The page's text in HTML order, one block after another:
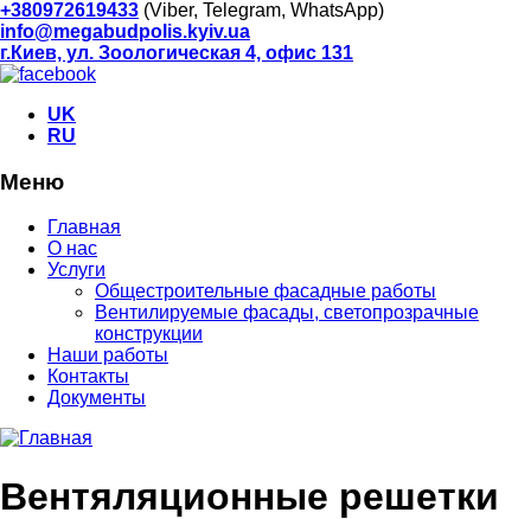
+380972619433 (Viber, Telegram, WhatsApp)
info@megabudpolis.kyiv.ua
г.Киев, ул. Зоологическая 4, офис 131
UK
RU
Меню
Главная
О нас
Услуги
Общестроительные фасадные работы
Вентилируемые фасады, светопрозрачные
конструкции
Наши работы
Контакты
Документы
Вентяляционные решетки